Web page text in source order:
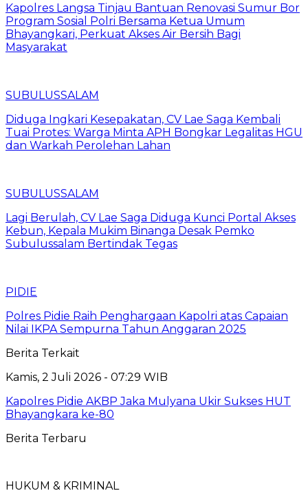
Kapolres Langsa Tinjau Bantuan Renovasi Sumur Bor
Program Sosial Polri Bersama Ketua Umum
Bhayangkari, Perkuat Akses Air Bersih Bagi
Masyarakat
SUBULUSSALAM
Diduga Ingkari Kesepakatan, CV Lae Saga Kembali
Tuai Protes: Warga Minta APH Bongkar Legalitas HGU
dan Warkah Perolehan Lahan
SUBULUSSALAM
Lagi Berulah, CV Lae Saga Diduga Kunci Portal Akses
Kebun, Kepala Mukim Binanga Desak Pemko
Subulussalam Bertindak Tegas
PIDIE
Polres Pidie Raih Penghargaan Kapolri atas Capaian
Nilai IKPA Sempurna Tahun Anggaran 2025
Berita Terkait
Kamis, 2 Juli 2026 - 07:29 WIB
Kapolres Pidie AKBP Jaka Mulyana Ukir Sukses HUT
Bhayangkara ke-80
Berita Terbaru
HUKUM & KRIMINAL